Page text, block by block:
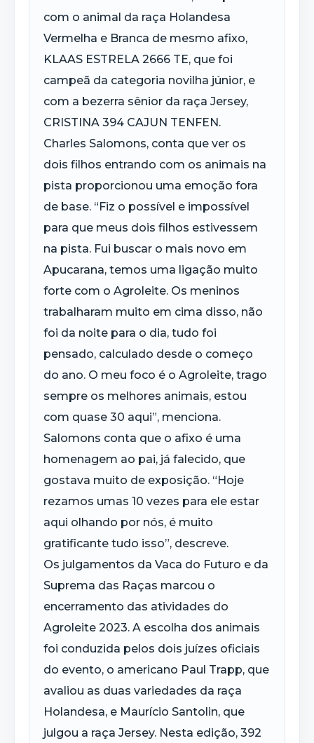
com o animal da raça Holandesa
Vermelha e Branca de mesmo afixo,
KLAAS ESTRELA 2666 TE, que foi
campeã da categoria novilha júnior, e
com a bezerra sênior da raça Jersey,
CRISTINA 394 CAJUN TENFEN.
Charles Salomons, conta que ver os
dois filhos entrando com os animais na
pista proporcionou uma emoção fora
de base. “Fiz o possível e impossível
para que meus dois filhos estivessem
na pista. Fui buscar o mais novo em
Apucarana, temos uma ligação muito
forte com o Agroleite. Os meninos
trabalharam muito em cima disso, não
foi da noite para o dia, tudo foi
pensado, calculado desde o começo
do ano. O meu foco é o Agroleite, trago
sempre os melhores animais, estou
com quase 30 aqui”, menciona.
Salomons conta que o afixo é uma
homenagem ao pai, já falecido, que
gostava muito de exposição. “Hoje
rezamos umas 10 vezes para ele estar
aqui olhando por nós, é muito
gratificante tudo isso”, descreve.
Os julgamentos da Vaca do Futuro e da
Suprema das Raças marcou o
encerramento das atividades do
Agroleite 2023. A escolha dos animais
foi conduzida pelos dois juízes oficiais
do evento, o americano Paul Trapp, que
avaliou as duas variedades da raça
Holandesa, e Maurício Santolin, que
julgou a raça Jersey. Nesta edição, 392